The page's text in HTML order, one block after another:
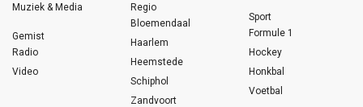
Muziek & Media
Gemist
Radio
Video
Regio
Bloemendaal
Haarlem
Heemstede
Schiphol
Zandvoort
Sport
Formule 1
Hockey
Honkbal
Voetbal